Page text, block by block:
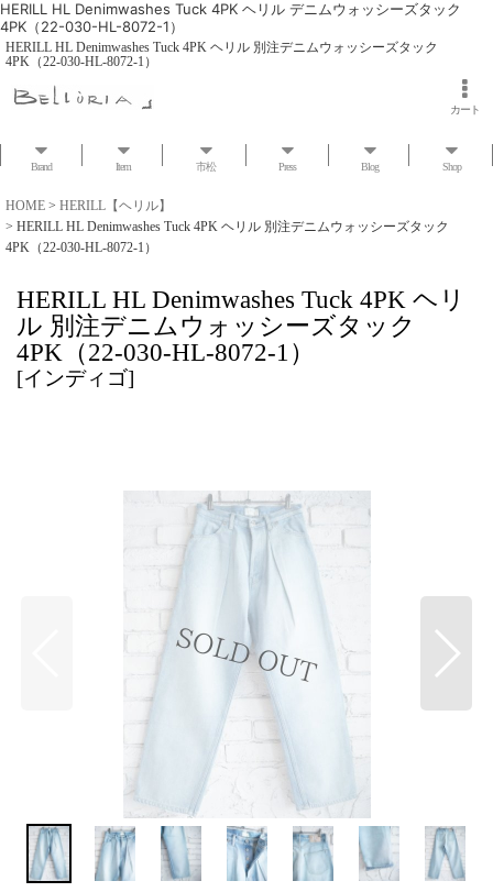
HERILL HL Denimwashes Tuck 4PK ヘリル デニムウォッシーズタック
4PK（22-030-HL-8072-1）
HERILL HL Denimwashes Tuck 4PK ヘリル 別注デニムウォッシーズタック
4PK（22-030-HL-8072-1）
カート
Brand Item 市松 Press Blog Shop
HOME > HERILL【ヘリル】
> HERILL HL Denimwashes Tuck 4PK ヘリル 別注デニムウォッシーズタック
4PK（22-030-HL-8072-1）
HERILL HL Denimwashes Tuck 4PK ヘリ
ル 別注デニムウォッシーズタック
4PK（22-030-HL-8072-1）
[インディゴ]